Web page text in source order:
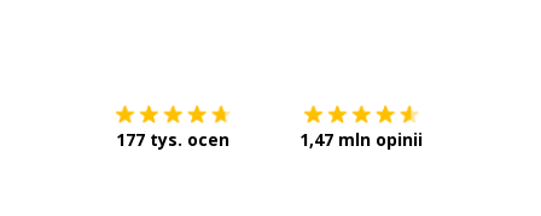
177 tys. ocen 1,47 mln opinii